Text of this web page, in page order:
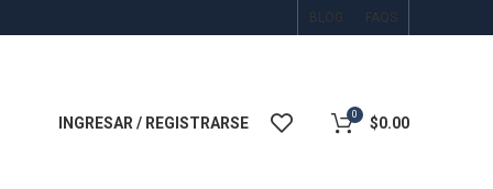
BLOG FAQS
INGRESAR / REGISTRARSE 0 $0.00